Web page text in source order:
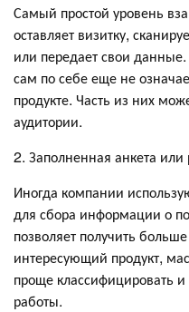
Самый простой уровень
оставляет визитку,
или передает свои данные.
сам по себе еще не
продукте. Часть из них
аудитории.
2. Заполненная анкета
Иногда компании
для сбора информации о
позволяет получить
интересующий продукт,
проще классифицировать
работы.